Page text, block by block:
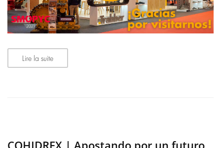
Lire la suite